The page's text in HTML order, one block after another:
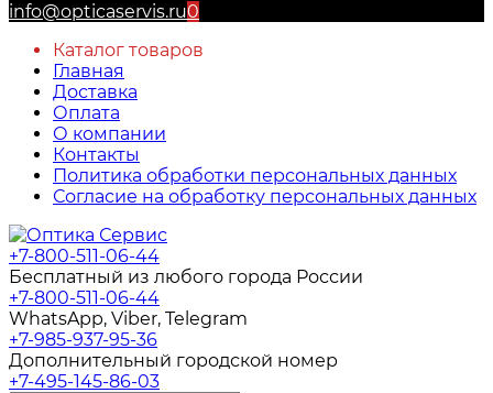
info@opticaservis.ru0
Каталог товаров
Главная
Доставка
Оплата
О компании
Контакты
Политика обработки персональных данных
Согласие на обработку персональных данных
+7-800-511-06-44
Бесплатный из любого города России
+7-800-511-06-44
WhatsApp, Viber, Telegram
+7-985-937-95-36
Дополнительный городской номер
+7-495-145-86-03